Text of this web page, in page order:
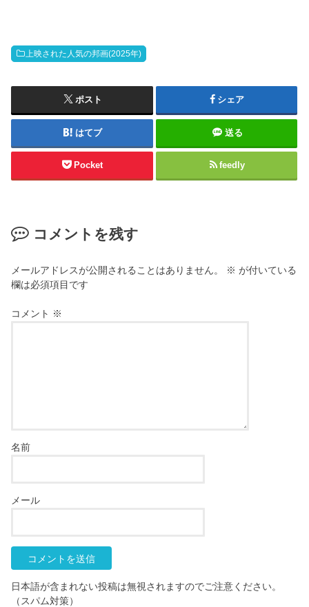
上映された人気の邦画(2025年)
ポスト シェア
はてブ 送る
Pocket feedly
コメントを残す
メールアドレスが公開されることはありません。 ※ が付いている
欄は必須項目です
コメント ※
名前
メール
日本語が含まれない投稿は無視されますのでご注意ください。
（スパム対策）